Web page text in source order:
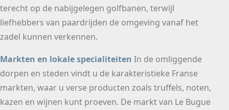
terecht op de nabijgelegen golfbanen, terwijl
liefhebbers van paardrijden de omgeving vanaf het
zadel kunnen verkennen.
Markten en lokale specialiteiten In de omliggende
dorpen en steden vindt u de karakteristieke Franse
markten, waar u verse producten zoals truffels, noten,
kazen en wijnen kunt proeven. De markt van Le Bugue